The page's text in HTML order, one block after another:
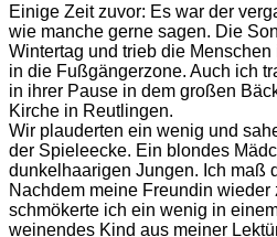
Einige Zeit zuvor: Es war der
wie manche gerne sagen. Die
Wintertag und trieb die
in die Fußgängerzone. Auch ich
in ihrer Pause in dem großen
Kirche in Reutlingen.
Wir plauderten ein wenig und
der Spieleecke. Ein blondes
dunkelhaarigen Jungen. Ich maß
Nachdem meine Freundin wieder
schmökerte ich ein wenig in
weinendes Kind aus meiner